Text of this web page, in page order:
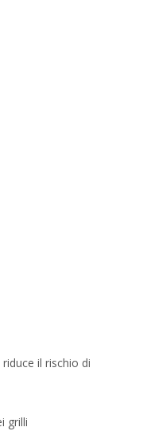
il rischio di
grilli